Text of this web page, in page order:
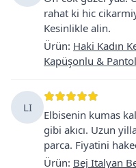
rahat ki hic
Kesinlikle alin.
Ürün: Haki Kadın
Kapüşonlu &
LI
Elbisenin kumas
gibi akıcı. Uzun
parca. Fiyatini
Ürün: Bej Italyan